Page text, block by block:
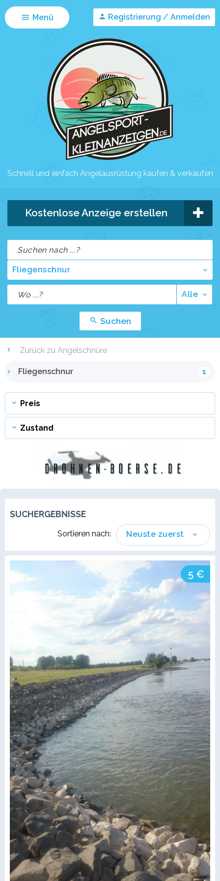
Menü Registrierung / Anmelden
Schnell und einfach Angelausrüstung kaufen & verkaufen
Kostenlose Anzeige erstellen
Fliegenschnur
Alle
Suchen
Zurück zu Angelschnüre
Fliegenschnur 1
Preis
Zustand
SUCHERGEBNISSE
Neuste zuerst
Sortieren nach:
5 €